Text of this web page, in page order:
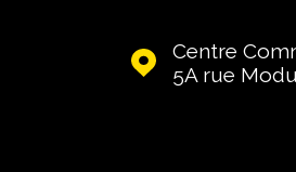
Centre
5A rue